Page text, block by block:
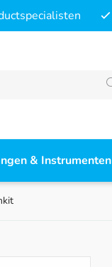
& Instrumenten